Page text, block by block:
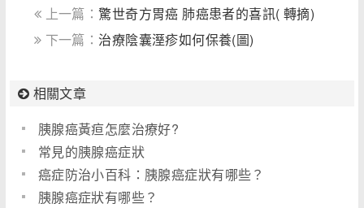
上一篇：驚世奇方胃癌 肺癌患者的喜訊( 轉摘)
下一篇： 治療陰囊溼疹如何保養(圖)
相關文章
胰腺癌黃疸怎麼治療好?
常見的胰腺癌症狀
癌症防治小百科：胰腺癌症狀有哪些？
胰腺癌症狀有哪些？